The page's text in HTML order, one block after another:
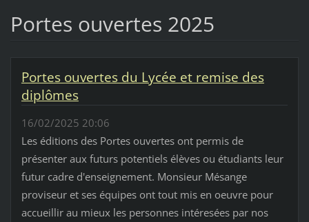
Portes ouvertes 2025
Portes ouvertes du Lycée et remise des
diplômes
16/02/2025 20:06
Les éditions des Portes ouvertes ont permis de
présenter aux futurs potentiels élèves ou étudiants leur
futur cadre d'enseignement. Monsieur Mésange
proviseur et ses équipes ont tout mis en oeuvre pour
accueillir au mieux les personnes intéresées par nos